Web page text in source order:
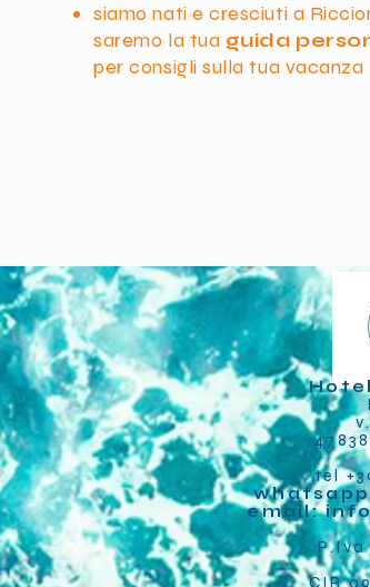
siamo nati e cresciuti a
saremo la tua guida
per consigli sulla tua vacanza
tel
whatsapp
email:
CIR